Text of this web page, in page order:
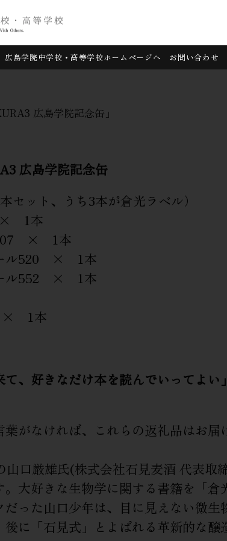
広島学院中学校・高等学校ホームページへ お問い合わせ
広島学院記念缶」
広島学院記念缶
セット、うち3本が倉光ラベル）
× 1本
307 × 1本
ール520 × 1本
ール552 × 1本
× 1本
て、好きなだけ本を読んでいってよい」
がなければ、これらの返礼品はお届
山口厳雄氏(株式会社石見麦酒 代表取
。大好きな生物学に関する書籍を「倉
だった山口少年は、目に見えない微生
に「石見式」とよばれる革新的な醸